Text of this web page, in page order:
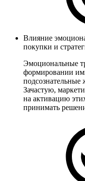
Влияние
покупки и
Эмоциональные
формировании
подсознательные
Зачастую,
на активацию
принимать